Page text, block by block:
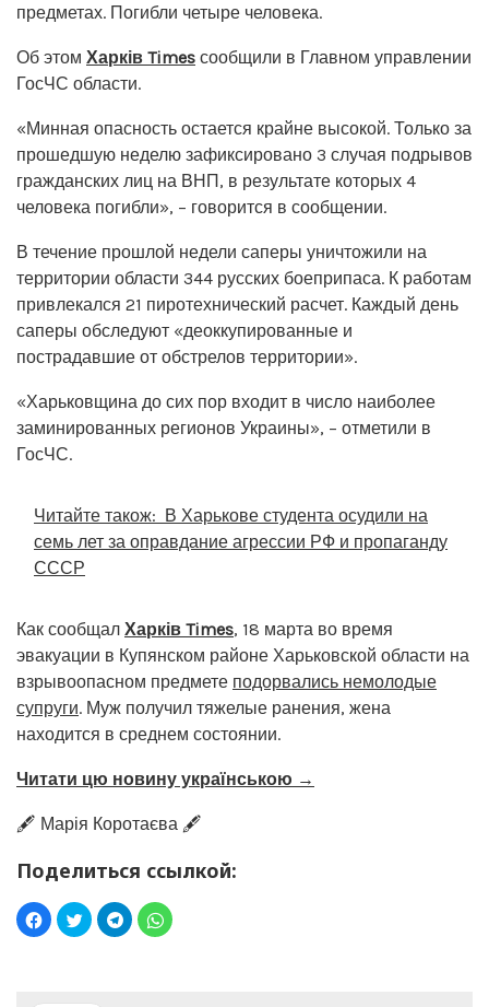
предметах. Погибли четыре человека.
Об этом Харків Times сообщили в Главном управлении
ГосЧС области.
«Минная опасность остается крайне высокой. Только за
прошедшую неделю зафиксировано 3 случая подрывов
гражданских лиц на ВНП, в результате которых 4
человека погибли», – говорится в сообщении.
В течение прошлой недели саперы уничтожили на
территории области 344 русских боеприпаса. К работам
привлекался 21 пиротехнический расчет. Каждый день
саперы обследуют «деоккупированные и
пострадавшие от обстрелов территории».
«Харьковщина до сих пор входит в число наиболее
заминированных регионов Украины», – отметили в
ГосЧС.
Читайте також: В Харькове студента осудили на
семь лет за оправдание агрессии РФ и пропаганду
СССР
Как сообщал Харків Times, 18 марта во время
эвакуации в Купянском районе Харьковской области на
взрывоопасном предмете подорвались немолодые
супруги. Муж получил тяжелые ранения, жена
находится в среднем состоянии.
Читати цю новину українською →
🖋️ Марія Коротаєва 🖋️
Поделиться ссылкой: